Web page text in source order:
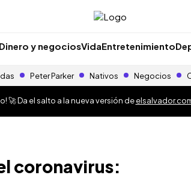
Dinero y negociosVidaEntretenimiento
Peter Parker Nativos Negocios
🚀 Da el salto a la nueva versión de
coronavirus: